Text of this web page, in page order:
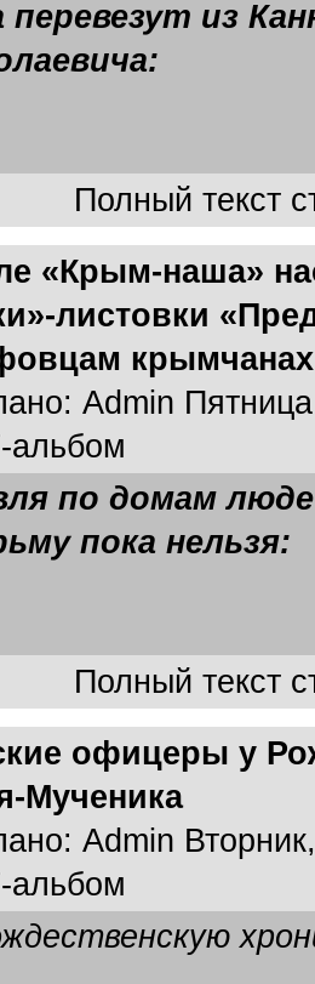
перевезут из
Полный текст
«Крым-наша»
листовки
Admin
по домам
пока нельзя:
Полный текст
офицеры у
Мученика
Admin